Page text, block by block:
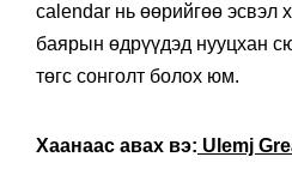
calendar нь өөрийгөө эсвэл
баярын өдрүүдэд нууцхан
төгс сонголт болох юм.
Хаанаас авах вэ: Ulemj